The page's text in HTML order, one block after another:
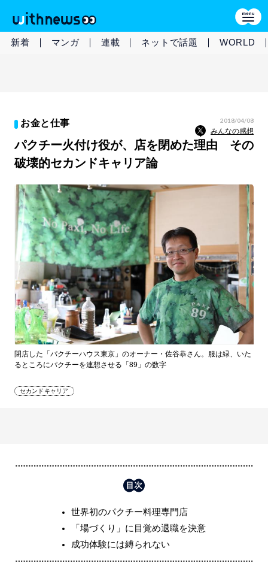
新着 マンガ 連載 ネットで話題 WORLD
お金と仕事 2018/04/08
みんなの感想
パクチー火付け役が、店を閉めた理由 その
破壊的セカンドキャリア論
閉店した「パクチーハウス東京」のオーナー・佐谷恭さん。服は緑、いた
るところにパクチーを連想させる「89」の数字
セカンドキャリア
世界初のパクチー料理専門店
「場づくり」に目覚め退職を決意
成功体験には縛られない